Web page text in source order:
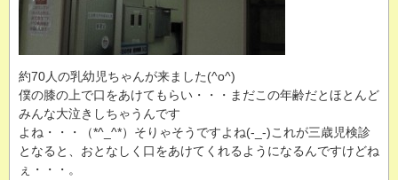
約70人の乳幼児ちゃんが来ました(^o^)
僕の膝の上で口をあけてもらい・・・まだこの年齢だとほとんど
みんな大泣きしちゃうんです
よね・・・（*^_^*）そりゃそうですよね(-_-)これが三歳児検診
となると、おとなしく口をあけてくれるようになるんですけどね
ぇ・・・。